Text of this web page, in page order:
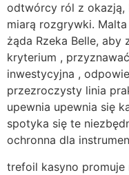
odtwórcy ról z okazją,
miarą rozgrywki.
żąda Rzeka Belle, aby
kryterium ,
inwestycyjna ,
przezroczysty linia
upewnia upewnia się
spotyka się te
ochronna dla
trefoil kasyno promuje